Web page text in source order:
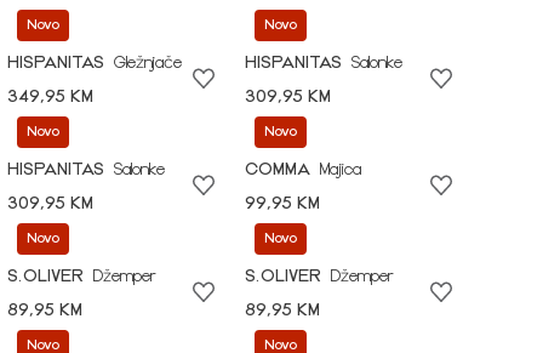
Novo
HISPANITAS
Gležnjače
349,95 KM
Novo
HISPANITAS
Salonke
309,95 KM
Novo
HISPANITAS
Salonke
309,95 KM
Novo
COMMA
Majica
99,95 KM
Novo
S.OLIVER
Džemper
89,95 KM
Novo
S.OLIVER
Džemper
89,95 KM
Novo Novo